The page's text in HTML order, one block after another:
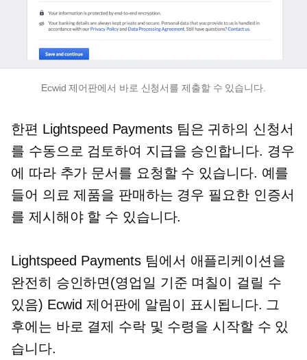
Ecwid 제어판에서 바로 신청서를 제출할 수 있습니다.
한편 Lightspeed Payments 팀은 귀하의 신청서
를 수동으로 검토하여 지급을 승인합니다. 경우
에 따라 추가 문서를 요청할 수 있습니다. 예를
들어 의료 제품을 판매하는 경우 필요한 인증서
를 제시해야 할 수 있습니다.
Lightspeed Payments 팀에서 애플리케이션을
완전히 승인하면(영업일 기준 며칠이 걸릴 수
있음) Ecwid 제어판에 알림이 표시됩니다. 그
후에는 바로 결제 수락 및 수령을 시작할 수 있
습니다.